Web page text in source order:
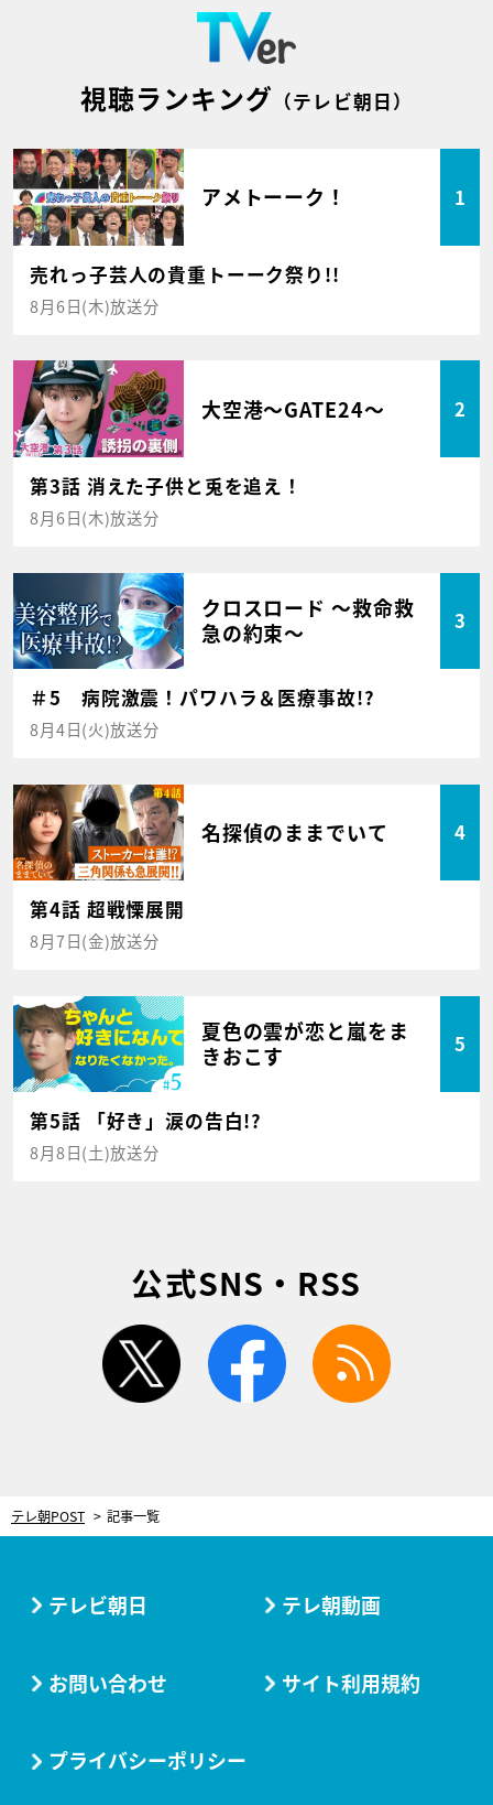
視聴ランキング （テレビ朝日）
アメトーーク！ 1
売れっ子芸人の貴重トーーク祭り!!
8月6日(木)放送分
大空港～GATE24～ 2
第3話 消えた子供と兎を追え！
8月6日(木)放送分
クロスロード ～救命救
急の約束～
3
＃5 病院激震！パワハラ＆医療事故!?
8月4日(火)放送分
名探偵のままでいて 4
第4話 超戦慄展開
8月7日(金)放送分
夏色の雲が恋と嵐をま
きおこす
5
第5話 「好き」涙の告白!?
8月8日(土)放送分
公式SNS・RSS
twitter facebook
テレ朝POST 記事一覧
テレビ朝日 テレ朝動画
お問い合わせ サイト利用規約
プライバシーポリシー